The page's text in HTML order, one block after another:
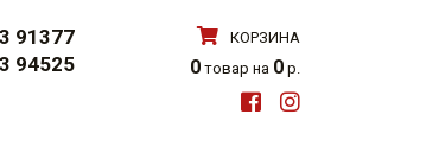
91377
94525
КОРЗИНА
0 товар на 0 р.